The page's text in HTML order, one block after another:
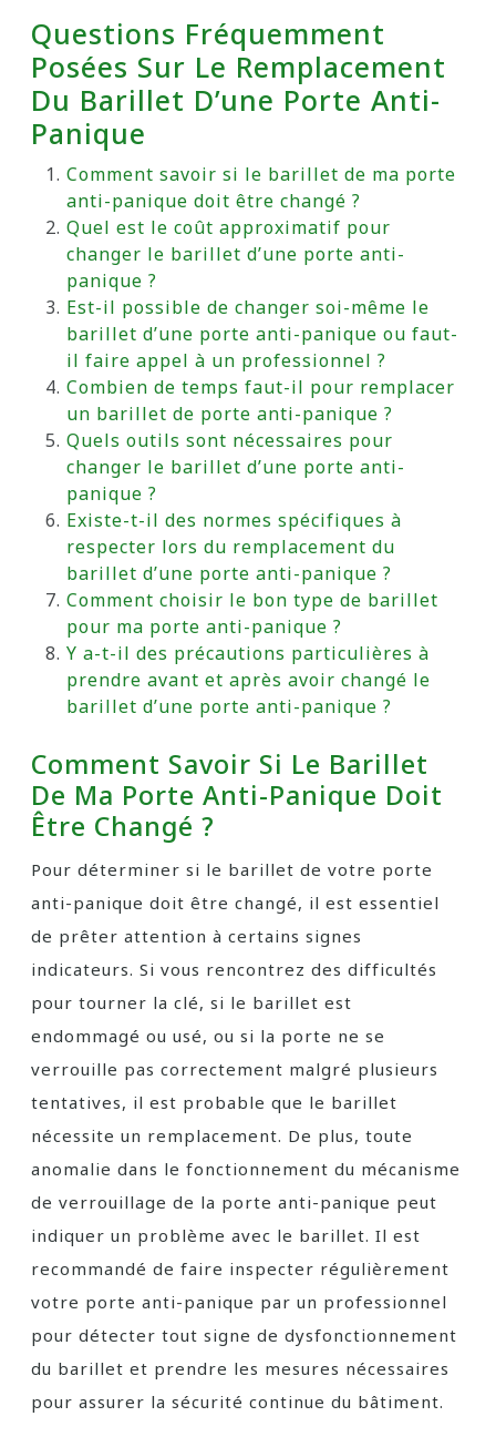
Questions Fréquemment
Posées Sur Le Remplacement
Du Barillet D’une Porte Anti-
Panique
Comment savoir si le barillet de ma porte
anti-panique doit être changé ?
Quel est le coût approximatif pour
changer le barillet d’une porte anti-
panique ?
Est-il possible de changer soi-même le
barillet d’une porte anti-panique ou faut-
il faire appel à un professionnel ?
Combien de temps faut-il pour remplacer
un barillet de porte anti-panique ?
Quels outils sont nécessaires pour
changer le barillet d’une porte anti-
panique ?
Existe-t-il des normes spécifiques à
respecter lors du remplacement du
barillet d’une porte anti-panique ?
Comment choisir le bon type de barillet
pour ma porte anti-panique ?
Y a-t-il des précautions particulières à
prendre avant et après avoir changé le
barillet d’une porte anti-panique ?
Comment Savoir Si Le Barillet
De Ma Porte Anti-Panique Doit
Être Changé ?
Pour déterminer si le barillet de votre porte
anti-panique doit être changé, il est essentiel
de prêter attention à certains signes
indicateurs. Si vous rencontrez des difficultés
pour tourner la clé, si le barillet est
endommagé ou usé, ou si la porte ne se
verrouille pas correctement malgré plusieurs
tentatives, il est probable que le barillet
nécessite un remplacement. De plus, toute
anomalie dans le fonctionnement du mécanisme
de verrouillage de la porte anti-panique peut
indiquer un problème avec le barillet. Il est
recommandé de faire inspecter régulièrement
votre porte anti-panique par un professionnel
pour détecter tout signe de dysfonctionnement
du barillet et prendre les mesures nécessaires
pour assurer la sécurité continue du bâtiment.